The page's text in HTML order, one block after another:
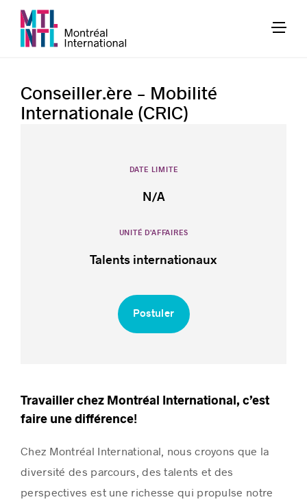
Conseiller.ère - Mobilité
Internationale (CRIC)
DATE LIMITE
N/A
UNITÉ D'AFFAIRES
Talents internationaux
Postuler
Travailler chez Montréal International, c’est
faire une différence!
Chez Montréal International, nous croyons que la
diversité des parcours, des talents et des
perspectives est une richesse qui propulse notre